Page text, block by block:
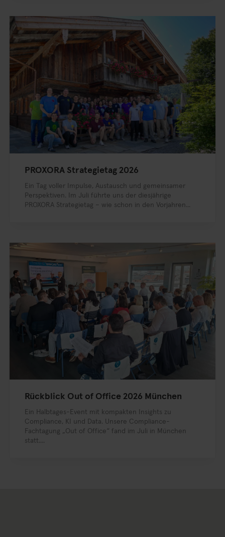
PROXORA Strategietag 2026
Ein Tag voller Impulse, Austausch und gemeinsamer
Perspektiven. Im Juli führte uns der diesjährige
PROXORA Strategietag – wie schon in den Vorjahren...
Rückblick Out of Office 2026 München
Ein Halbtages-Event mit kompakten Insights zu
Compliance, KI und Data. Unsere Compliance-
Fachtagung „Out of Office“ fand im Juli in München
statt....